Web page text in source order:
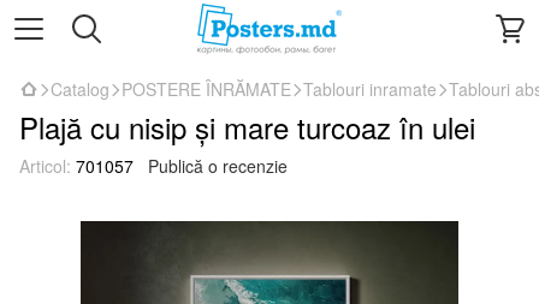
Catalog POSTERE ÎNRĂMATE Tablouri inramate Tablouri
Plajă cu nisip și mare turcoaz în ulei
Articol: 701057 Publică o recenzie